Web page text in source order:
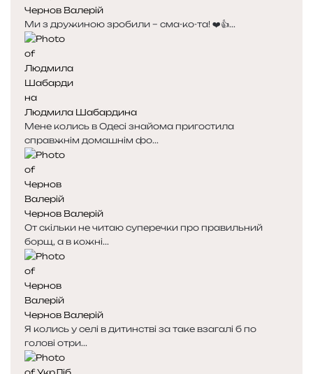
Чернов Валерій
Ми з дружиною зробили – сма-ко-та! ❤️👍...
Людмила Шабардина
Мене колись в Одесі знайома пригостила
справжнім домашнім фо...
Чернов Валерій
От скільки не читаю суперечки про правильний
борщ, а в кожні...
Чернов Валерій
Я колись у селі в дитинстві за таке взагалі б по
голові отри...